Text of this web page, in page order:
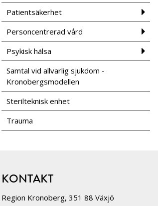
Patientsäkerhet
Personcentrerad vård
Psykisk hälsa
Samtal vid allvarlig sjukdom -
Kronobergsmodellen
Sterilteknisk enhet
Trauma
KONTAKT
Region Kronoberg, 351 88 Växjö